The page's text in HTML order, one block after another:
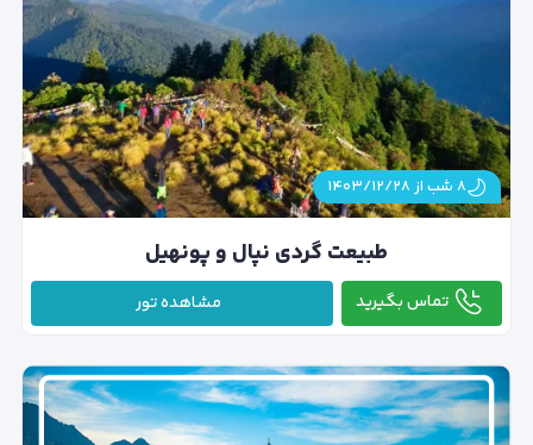
۸ شب از ۱۴۰۳/۱۲/۲۸
طبیعت گردی نپال و پونهیل
تماس بگیرید مشاهده تور